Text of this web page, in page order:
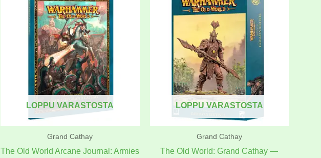
LOPPU VARASTOSTA
Grand Cathay
The Old World Arcane Journal: Armies
LOPPU VARASTOSTA
Grand Cathay
The Old World: Grand Cathay —